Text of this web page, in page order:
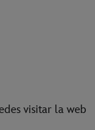
visitar la web